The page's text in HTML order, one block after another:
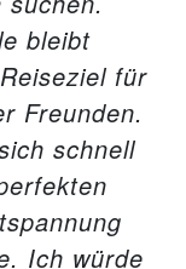
bleibt
für
Freunden.
schnell
Ich würde